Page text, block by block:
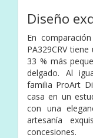
Diseño
En
PA329CRV
33 % más
delgado. Al
familia ProArt
casa en un
con una
artesanía
concesiones.